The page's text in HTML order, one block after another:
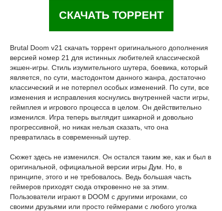
СКАЧАТЬ ТОРРЕНТ
Brutal Doom v21 скачать торрент оригинального дополнения
версией номер 21 для истинных любителей классической
экшен-игры. Стиль изумительного шутера, боевика, который
является, по сути, мастодонтом данного жанра, достаточно
классический и не потерпел особых изменений. По сути, все
изменения и исправления коснулись внутренней части игры,
геймплея и игрового процесса в целом. Он действительно
изменился. Игра теперь выглядит шикарной и довольно
прогрессивной, но никак нельзя сказать, что она
превратилась в современный шутер.
Сюжет здесь не изменился. Он остался таким же, как и был в
оригинальной, официальной версии игры Дум. Но, в
принципе, этого и не требовалось. Ведь большая часть
геймеров приходят сюда откровенно не за этим.
Пользователи играют в DOOM с другими игроками, со
своими друзьями или просто геймерами с любого уголка